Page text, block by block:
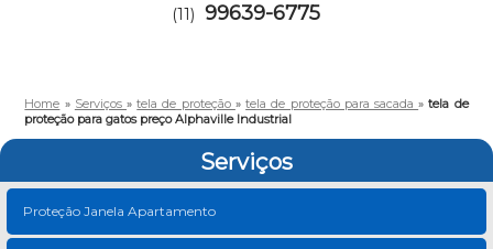
(11) 99639-6775
Home » Serviços»tela de proteção »tela de proteção para sacada»tela de
proteção para gatos preço Alphaville Industrial
Serviços
Proteção Janela Apartamento